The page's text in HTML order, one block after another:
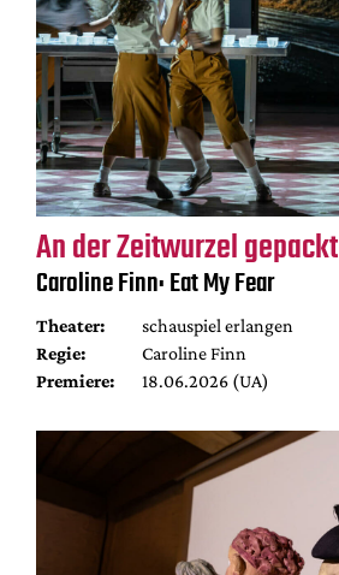
An der Zeitwurzel gepackt
Caroline Finn: Eat My Fear
Theater:
schauspiel erlangen
Regie:
Caroline Finn
Premiere:
18.06.2026 (UA)